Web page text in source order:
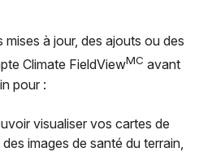
à jour, des ajouts ou des
Climate FieldViewMC avant
pour :
visualiser vos cartes de
images de santé du terrain,